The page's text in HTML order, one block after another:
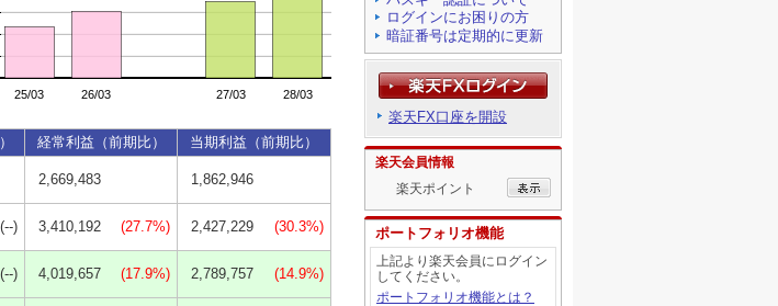
ログインにお困りの方
暗証番号は定期的に更新
楽天FX口座を開設
楽天会員情報
楽天ポイント
ポートフォリオ機能
上記より楽天会員にログイン
してください。
ポートフォリオ機能とは？